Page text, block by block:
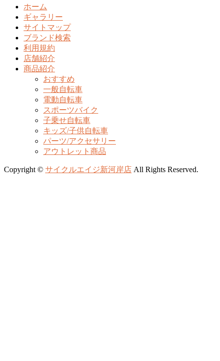
ホーム
ギャラリー
サイトマップ
ブランド検索
利用規約
店舗紹介
商品紹介
おすすめ
一般自転車
電動自転車
スポーツバイク
子乗せ自転車
キッズ/子供自転車
パーツ/アクセサリー
アウトレット商品
Copyright © サイクルエイジ新河岸店 All Rights Reserved.